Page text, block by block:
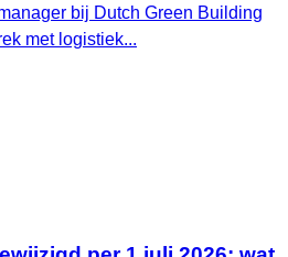
bij Dutch Green Building
met logistiek...